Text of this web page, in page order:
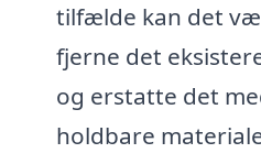
tilfælde kan det
fjerne det
og erstatte det
holdbare